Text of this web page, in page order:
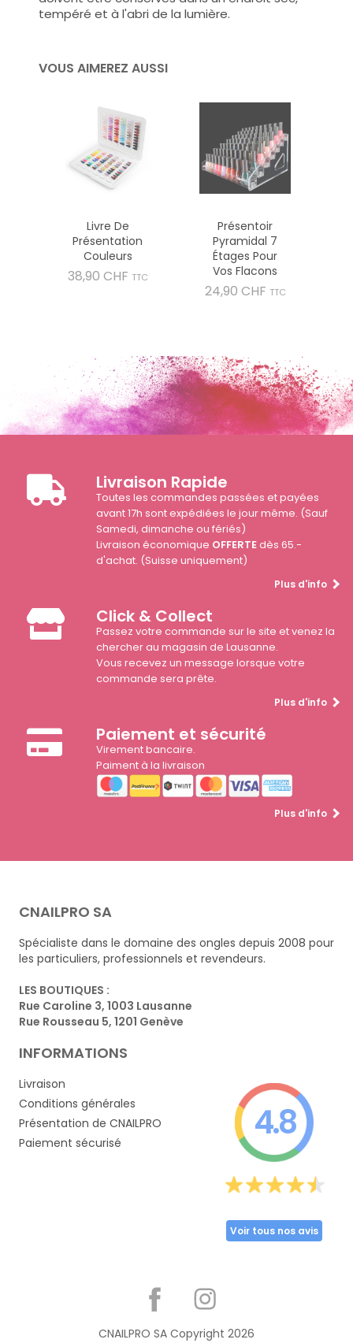
tempéré et à l'abri de la lumière.
VOUS AIMEREZ AUSSI
Livre De
Présentation
Couleurs
38,90 CHF Prix
TTC
Présentoir
Pyramidal 7
Étages Pour
Vos Flacons
24,90 CHF Prix
TTC
Livraison Rapide
Toutes les commandes passées et payées
avant 17h sont expédiées le jour même. (Sauf
Samedi, dimanche ou fériés)
Livraison économique OFFERTEdès 65.-
d'achat. (Suisse uniquement)
Plus d'info
Click & Collect
Passez votre commande sur le site et venez la
chercher au magasin de Lausanne.
Vous recevez un message lorsque votre
commande sera prête.
Plus d'info
Paiement et sécurité
Virement bancaire.
Paiment à la livraison
Plus d'info
CNAILPRO SA
Spécialiste dans le domaine des ongles depuis 2008 pour
les particuliers, professionnels et revendeurs.
LES BOUTIQUES :
Rue Caroline 3, 1003 Lausanne
Rue Rousseau 5, 1201 Genève
INFORMATIONS
Livraison
Conditions générales
Présentation de CNAILPRO
Paiement sécurisé
4.8
Voir tous nos avis
CNAILPRO SA Copyright 2026